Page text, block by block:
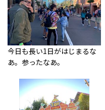
今日も長い1日がはじまるな
あ。参ったなあ。